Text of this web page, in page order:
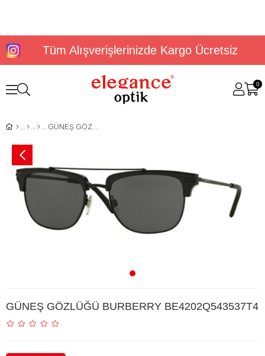
Tüm Alışverişlerinizde Kargo Ücretsiz
0
GÜNEŞ GÖZLÜĞÜ BURBERRY BE4202Q543537T4
GÜNEŞ GÖZLÜĞÜ BURBERRY BE4202Q543537T4